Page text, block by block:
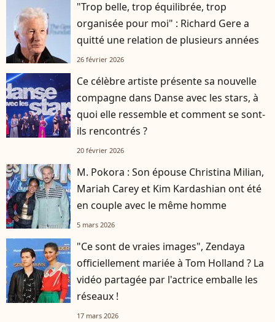
"Trop belle, trop équilibrée, trop
organisée pour moi" : Richard Gere a
quitté une relation de plusieurs années
26 février 2026
Ce célèbre artiste présente sa nouvelle
compagne dans Danse avec les stars, à
quoi elle ressemble et comment se sont-
ils rencontrés ?
20 février 2026
M. Pokora : Son épouse Christina Milian,
Mariah Carey et Kim Kardashian ont été
en couple avec le même homme
5 mars 2026
"Ce sont de vraies images", Zendaya
officiellement mariée à Tom Holland ? La
vidéo partagée par l'actrice emballe les
réseaux !
17 mars 2026